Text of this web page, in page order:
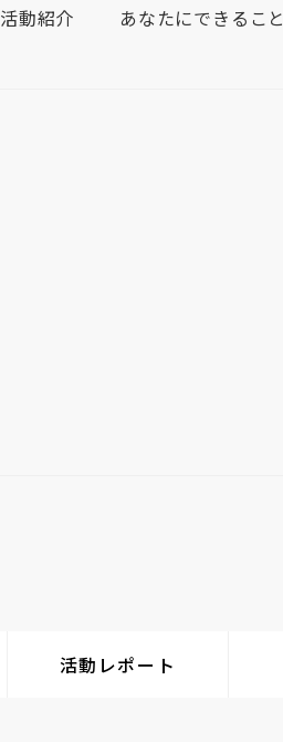
活動紹介 あなたにできること
活動レポート